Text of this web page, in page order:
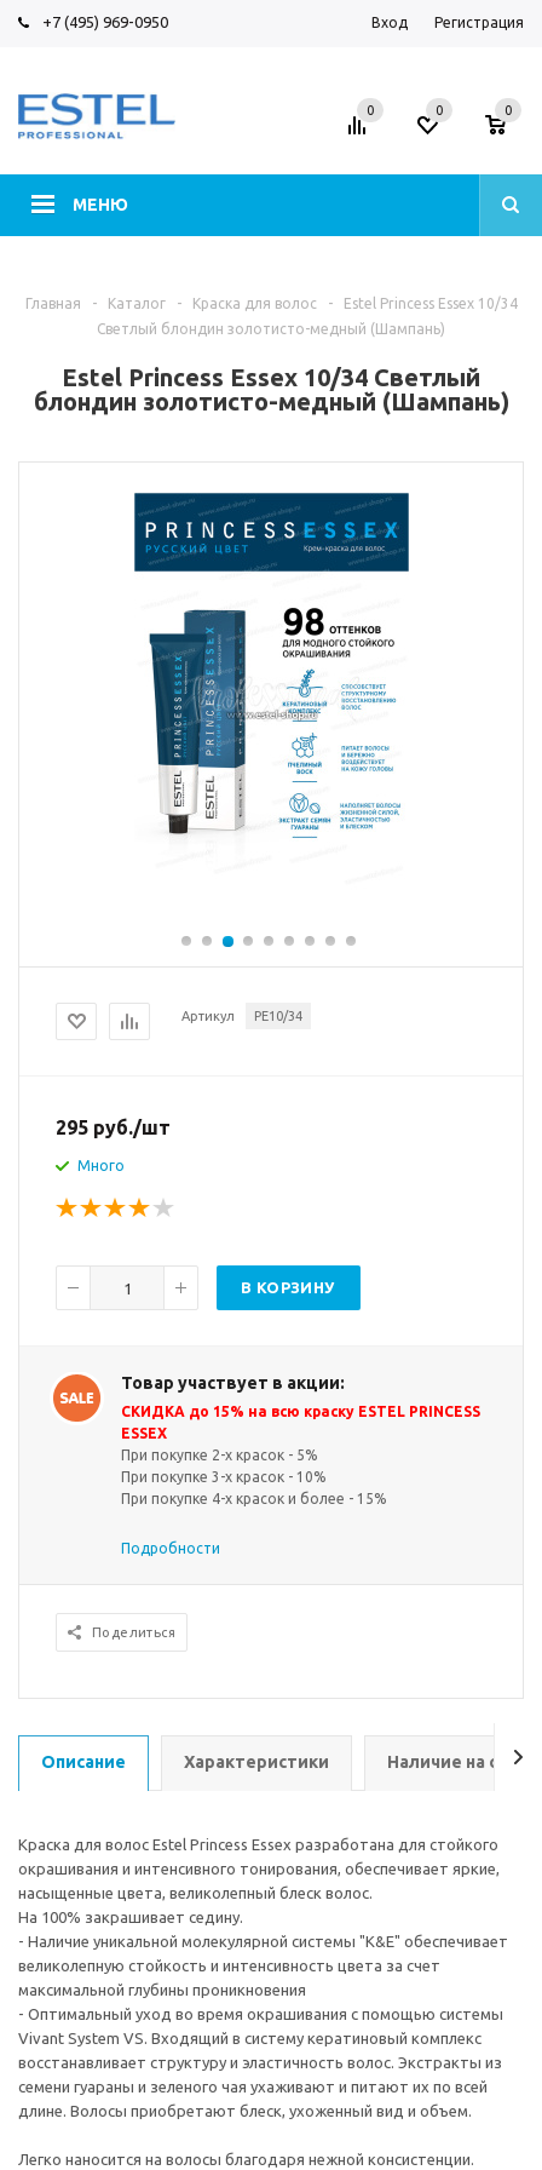
+7 (495) 969-0950 Вход Регистрация
МЕНЮ
0 0 0
Главная - Каталог - Краска для волос -
Estel Princess Essex 10/34
Светлый блондин золотисто-медный (Шампань)
Estel Princess Essex 10/34 Светлый
блондин золотисто-медный (Шампань)
Артикул PE10/34
295 руб./шт
Много
В КОРЗИНУ
Товар участвует в акции:
СКИДКА до 15% на всю краску ESTEL PRINCESS
ESSEX
При покупке 2-х красок - 5%
При покупке 3-х красок - 10%
При покупке 4-х красок и более - 15%
Подробности
Поделиться
Описание Характеристики Наличие на
Краска для волос Estel Princess Essex разработана для стойкого
окрашивания и интенсивного тонирования, обеспечивает яркие,
насыщенные цвета, великолепный блеск волос.
На 100% закрашивает седину.
- Наличие уникальной молекулярной системы "K&E" обеспечивает
великолепную стойкость и интенсивность цвета за счет
максимальной глубины проникновения
- Оптимальный уход во время окрашивания с помощью системы
Vivant System VS. Входящий в систему кератиновый комплекс
восстанавливает структуру и эластичность волос. Экстракты из
семени гуараны и зеленого чая ухаживают и питают их по всей
длине. Волосы приобретают блеск, ухоженный вид и объем.
Легко наносится на волосы благодаря нежной консистенции.